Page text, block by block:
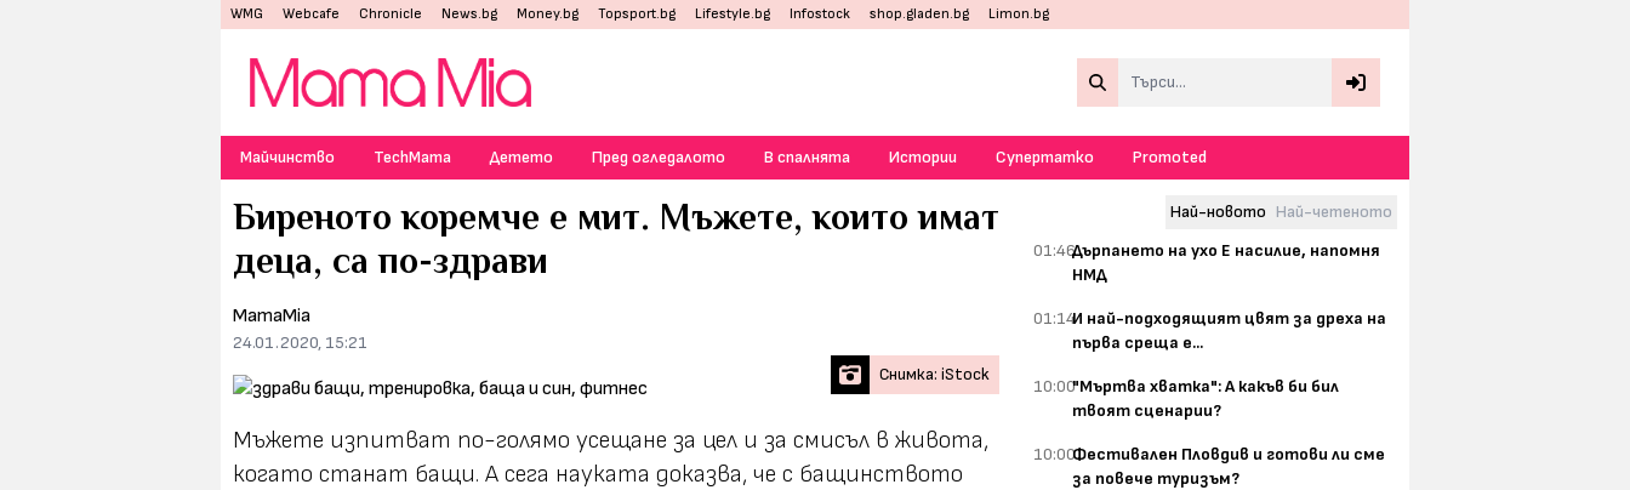
WMG Webcafe Chronicle News.bg Money.bg Topsport.bg Lifestyle.bg Infostock shop.gladen.bg Limon.bg
Майчинство TechMama Детето Пред огледалото В спалнята Истории Супертатко Promoted
Биреното коремче е мит. Мъжете, които имат
деца, са по-здрави
MamaMia
24.01.2020, 15:21
Снимка: iStock
Мъжете изпитват по-голямо усещане за цел и за смисъл в живота,
когато станат бащи. А сега науката доказва, че с бащинството
Най-новото Най-четеното
01:46Дърпането на ухо Е насилие, напомня
НМД
01:14И най-подходящият цвят за дреха на
първа среща е...
10:00"Мъртва хватка": А какъв би бил
твоят сценарии?
10:00Фестивален Пловдив и готови ли сме
за повече туризъм?